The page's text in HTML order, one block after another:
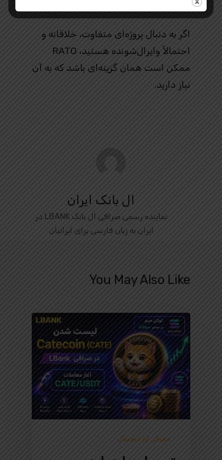
اگر به دنبال پروژه‌ای متفاوت، خلاقانه و
احتمالاً وایرال‌شونده هستید، RATO
ممکن است همان گزینه‌ای باشد که به آن
نیاز دارید.
ال بانک ایران
نماینده رسمی صرافی ال بانک LBANK در
ایران به زبان فارسی برای ایرانیان
You May Also Like
معرفی ارز دیجیتال